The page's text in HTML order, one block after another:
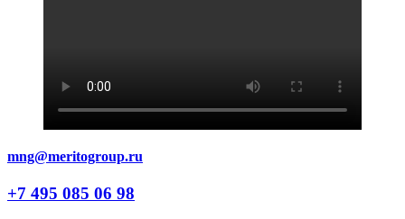
mng@meritogroup.ru
+7 495 085 06 98